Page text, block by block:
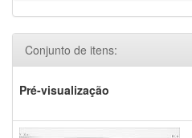
Conjunto de itens:
Pré-visualização